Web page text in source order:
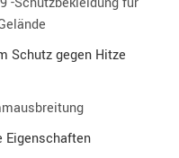
Schutz gegen Hitze
Eigenschaften